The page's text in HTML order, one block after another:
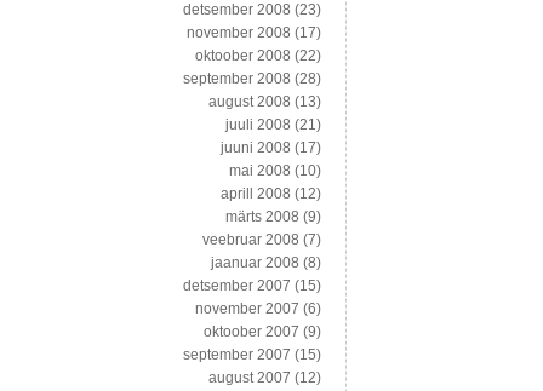
detsember 2008 (23)
november 2008 (17)
oktoober 2008 (22)
september 2008 (28)
august 2008 (13)
juuli 2008 (21)
juuni 2008 (17)
mai 2008 (10)
aprill 2008 (12)
märts 2008 (9)
veebruar 2008 (7)
jaanuar 2008 (8)
detsember 2007 (15)
november 2007 (6)
oktoober 2007 (9)
september 2007 (15)
august 2007 (12)